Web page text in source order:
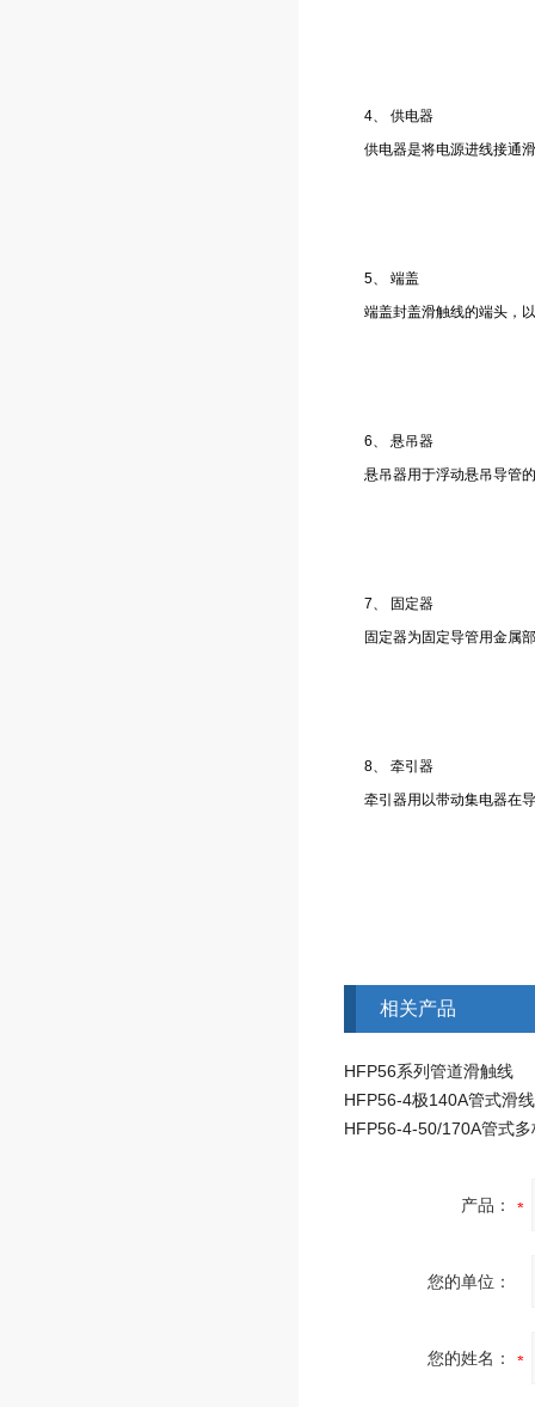
4、 供电器
供电器是将电源进线接通
5、 端盖
端盖封盖滑触线的端头，
6、 悬吊器
悬吊器用于浮动悬吊导管
7、 固定器
固定器为固定导管用金属
8、 牵引器
牵引器用以带动集电器在
相关产品
HFP56系列管道滑触线
产品：
您的单位：
您的姓名：